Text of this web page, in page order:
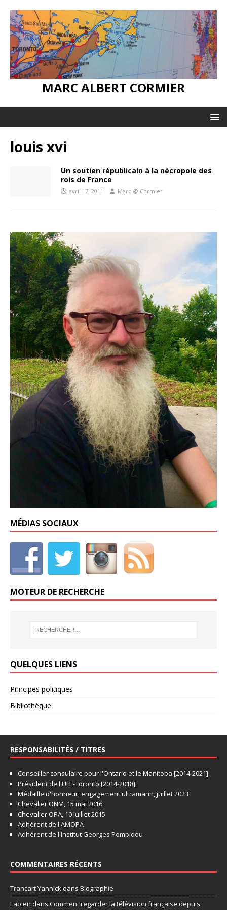
MARC ALBERT CORMIER
louis xvi
Un soutien républicain à la nécropole des
rois de France
avril 17, 2011 Marc @ Cormier
MÉDIAS SOCIAUX
MOTEUR DE RECHERCHE
QUELQUES LIENS
Principes politiques
Bibliothèque
RESPONSABILITÉS / TITRES
Conseiller consulaire pour l'Ontario et le Manitoba [2014-2021].
Président de l'UFE-Toronto [2014-2018].
Médaille d'honneur, engagement ultramarin, juillet 2023
Chevalier ONM, 15 mai 2016
Chevalier OPA, 10 juillet 2015
Adhérent de l'AMOPA
Adhérent de l'Institut Georges Pompidou
COMMENTAIRES RÉCENTS
Trancart Yannick dans Biographie
Fabien dans Comment regarder la télévision française depuis